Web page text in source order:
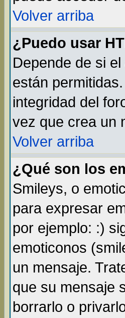
Volver arriba
¿Puedo usar
Depende de si
están
integridad del
vez que crea un
Volver arriba
¿Qué son los
Smileys, o
para expresar
por ejemplo: :)
emoticonos
un mensaje.
que su mensaje
borrarlo o